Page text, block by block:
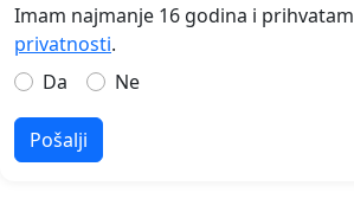
Imam najmanje 16 godina i prihvatam
privatnosti.
Da
Ne
Pošalji